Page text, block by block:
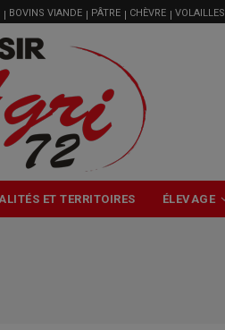
BOVINS VIANDE PÂTRE CHÈVRE VOLAILLES
ET TERRITOIRES ÉLEVAGE